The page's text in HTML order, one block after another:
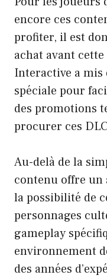
encore ces
profiter, il est
achat avant
Interactive a mis
spéciale pour
des promotions
procurer ces
Au-delà de la
contenu offre un
la possibilité de
personnages
gameplay
environnement
des années